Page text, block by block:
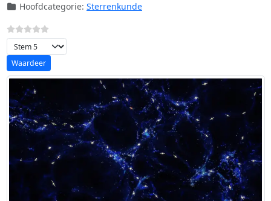
Hoofdcategorie: Sterrenkunde
Voeg waardering toe